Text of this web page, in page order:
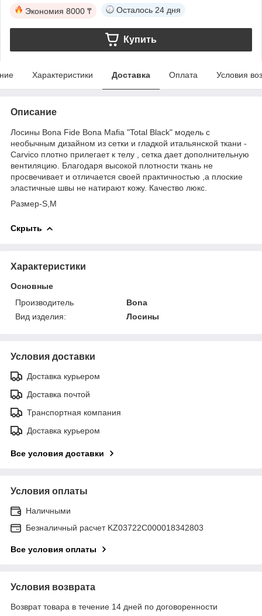
Экономия 8000 ₸ Осталось 24 дня
Купить
Характеристики Доставка Оплата Условия
Описание
Лосины Bona Fide Bona Mafia "Total Black" модель с
необычным дизайном из сетки и гладкой итальянской ткани -
Carvico плотно прилегает к телу , сетка дает дополнительную
вентиляцию. Благодаря высокой плотности ткань не
просвечивает и отличается своей практичностью ,а плоские
эластичные швы не натирают кожу. Качество люкс.
Размер-S,М
Скрыть
Характеристики
Основные
Производитель
Bona
Вид изделия:
Лосины
Условия доставки
Доставка курьером
Доставка почтой
Транспортная компания
Доставка курьером
Все условия доставки
Условия оплаты
Наличными
Безналичный расчет KZ03722C000018342803
Все условия оплаты
Условия возврата
Возврат товара в течение 14 дней по договоренности